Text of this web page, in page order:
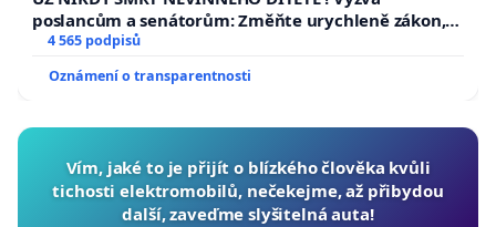
poslancům a senátorům: Změňte urychleně zákon,
aby se tragédie malé Viktorky už nemohla opakovat!
4 565 podpisů
Oznámení o transparentnosti
Vím, jaké to je přijít o blízkého člověka kvůli
tichosti elektromobilů, nečekejme, až přibydou
další, zaveďme slyšitelná auta!